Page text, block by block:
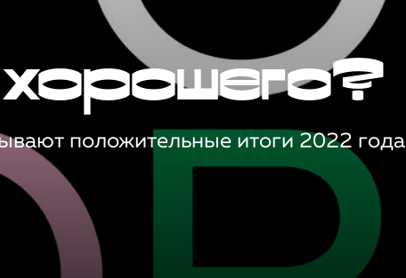
хорошего?
положительные итоги 2022 года